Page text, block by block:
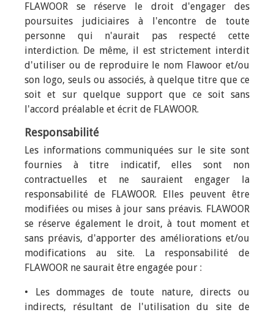
FLAWOOR se réserve le droit d'engager des
poursuites judiciaires à l'encontre de toute
personne qui n'aurait pas respecté cette
interdiction. De même, il est strictement interdit
d'utiliser ou de reproduire le nom Flawoor et/ou
son logo, seuls ou associés, à quelque titre que ce
soit et sur quelque support que ce soit sans
l'accord préalable et écrit de FLAWOOR.
Responsabilité
Les informations communiquées sur le site sont
fournies à titre indicatif, elles sont non
contractuelles et ne sauraient engager la
responsabilité de FLAWOOR. Elles peuvent être
modifiées ou mises à jour sans préavis. FLAWOOR
se réserve également le droit, à tout moment et
sans préavis, d'apporter des améliorations et/ou
modifications au site. La responsabilité de
FLAWOOR ne saurait être engagée pour :
• Les dommages de toute nature, directs ou
indirects, résultant de l'utilisation du site de